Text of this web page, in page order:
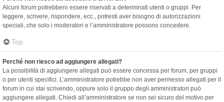
Alcuni forum potrebbero essere riservati a determinati utenti o gruppi. Per
leggere, scrivere, rispondere, ecc., potresti aver bisogno di autorizzazioni
speciali, che solo i moderatori e l’amministratore possono concedere.
Top
Perché non riesco ad aggiungere allegati?
La possibilità di aggiungere allegati può essere concessa per forum, per gruppi
o per utenti specifici. L’amministratore potrebbe non aver permesso allegati per il
forum in cui stai scrivendo, oppure solo il gruppo degli amministratori può
aggiungere allegati. Chiedi all’amministratore se non sei sicuro del motivo per